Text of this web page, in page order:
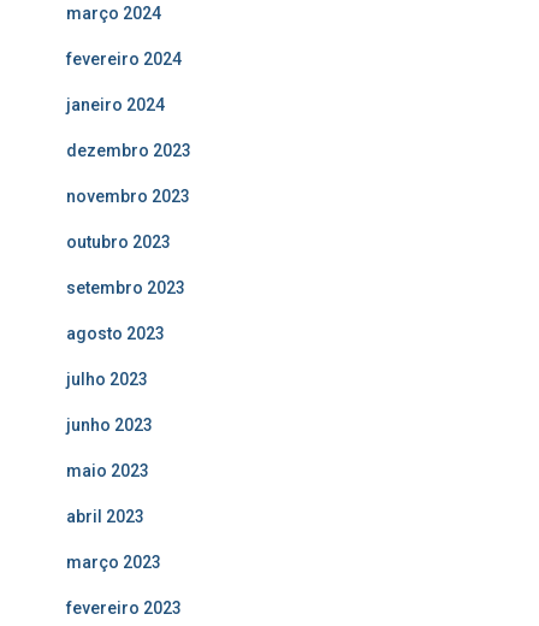
março 2024
fevereiro 2024
janeiro 2024
dezembro 2023
novembro 2023
outubro 2023
setembro 2023
agosto 2023
julho 2023
junho 2023
maio 2023
abril 2023
março 2023
fevereiro 2023